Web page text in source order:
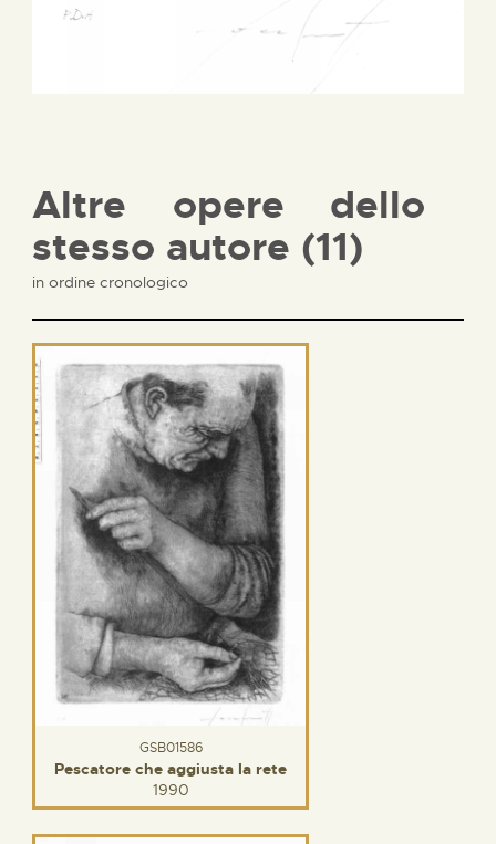
Altre opere dello
stesso autore (11)
in ordine cronologico
GSB01586
Pescatore che aggiusta la rete
1990